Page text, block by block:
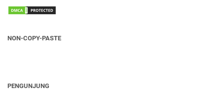
NON-COPY-PASTE
PENGUNJUNG